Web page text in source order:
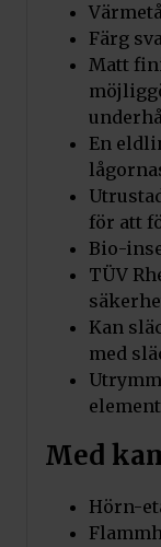
Pris:
Art.nr.
Färg
Matt
En
för att
Bio-
TÜV
Kan
med
Med
Hörn-